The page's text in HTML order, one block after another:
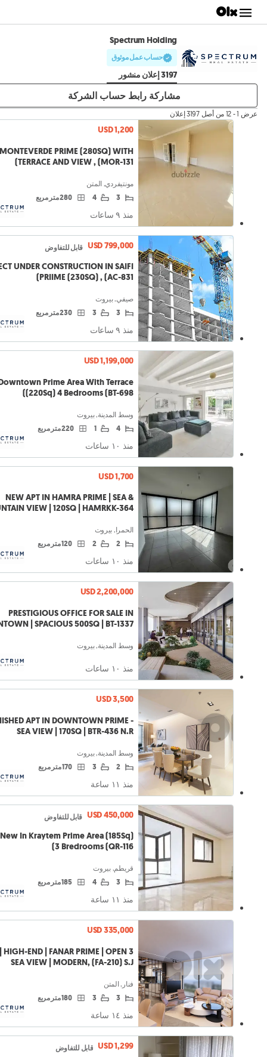
Spectrum Holding
حساب عمل موثوق
3197 إعلان منشور
مشاركة رابط حساب الشركة
عرض 1 - 12 من أصل 3197 إعلان
USD 1,200
PRIME (280SQ) WITH
TERRACE AND VIEW , (MOR-131)
مونتيفردي, المتن
3
4 280 متر مربع
منذ ٩ ساعات
USD 799,000 قابل للتفاوض
UNDER CONSTRUCTION IN SAIFI
PRIIME (230SQ) , (AC-831)
صيفي, بيروت
3
3 230 متر مربع
منذ ٩ ساعات
USD 1,199,000
Prime Area With Terrace
(220Sq) 4 Bedrooms (BT-698)
وسط المدينة, بيروت
4
1 220 متر مربع
منذ ١۰ ساعات
USD 1,700
NEW APT IN HAMRA PRIME | SEA &
VIEW | 120SQ | HAMRKK-364
الحمرا, بيروت
2
2 120 متر مربع
منذ ١۰ ساعات
USD 2,200,000
PRESTIGIOUS OFFICE FOR SALE IN
| SPACIOUS 500SQ | BT-1337
وسط المدينة, بيروت
منذ ١۰ ساعات
USD 3,500
APT IN DOWNTOWN PRIME -
SEA VIEW | 170SQ | BTR-436 N.R
وسط المدينة, بيروت
2
3 170 متر مربع
منذ ١١ ساعة
USD 450,000 قابل للتفاوض
In Kraytem Prime Area (185Sq)
3 Bredrooms (QR-116)
قريطم, بيروت
3
4 185 متر مربع
منذ ١١ ساعة
USD 335,000
| HIGH-END | FANAR PRIME | OPEN
SEA VIEW | MODERN, (FA-210) S.J
فنار, المتن
3
3 180 متر مربع
منذ ١٤ ساعة
USD 1,299 قابل للتفاوض